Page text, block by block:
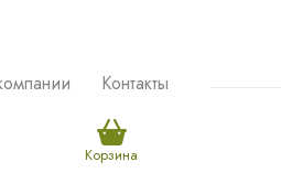
Контакты
Корзина